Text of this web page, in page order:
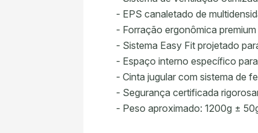
- EPS canaletado de
- Forração ergonômica
- Sistema Easy Fit projetado
- Espaço interno específico
- Cinta jugular com sistema de
- Segurança certificada
- Peso aproximado: 1200g ±